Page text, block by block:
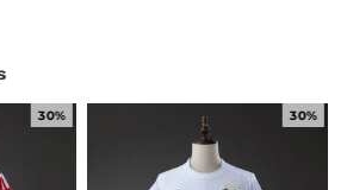
30% 30%